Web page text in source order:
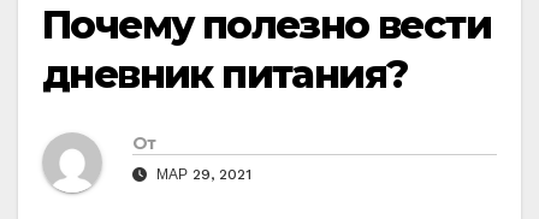
Почему полезно вести
дневник питания?
От
МАР 29, 2021